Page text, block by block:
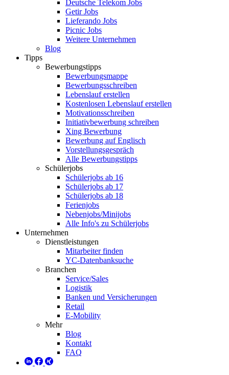
Deutsche Telekom Jobs
Getir Jobs
Lieferando Jobs
Picnic Jobs
Weitere Unternehmen
Blog
Tipps
Bewerbungstipps
Bewerbungsmappe
Bewerbungsschreiben
Lebenslauf erstellen
Kostenlosen Lebenslauf erstellen
Motivationsschreiben
Initiativbewerbung schreiben
Xing Bewerbung
Bewerbung auf Englisch
Vorstellungsgespräch
Alle Bewerbungstipps
Schülerjobs
Schülerjobs ab 16
Schülerjobs ab 17
Schülerjobs ab 18
Ferienjobs
Nebenjobs/Minijobs
Alle Info's zu Schülerjobs
Unternehmen
Dienstleistungen
Mitarbeiter finden
YC-Datenbanksuche
Branchen
Service/Sales
Logistik
Banken und Versicherungen
Retail
E-Mobility
Mehr
Blog
Kontakt
FAQ